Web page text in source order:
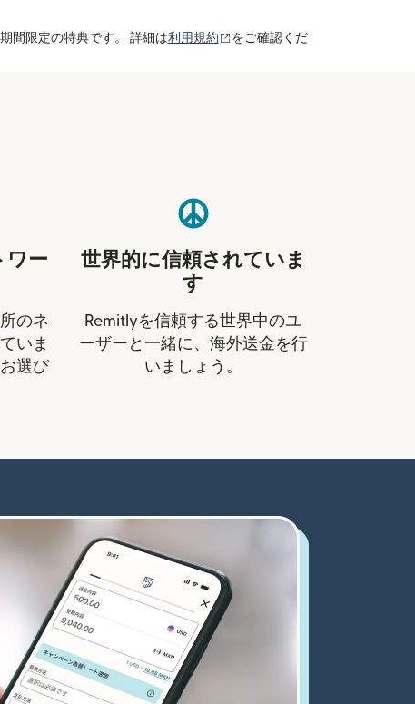
間限定の特典です。 詳細は利用規約 （別ウィンドウで開きます）
をご確認くだ
ワー
のネ
いま
選び
世界的に信頼されていま
す
Remitlyを信頼する世界中のユ
ーザーと一緒に、海外送金を行
いましょう。